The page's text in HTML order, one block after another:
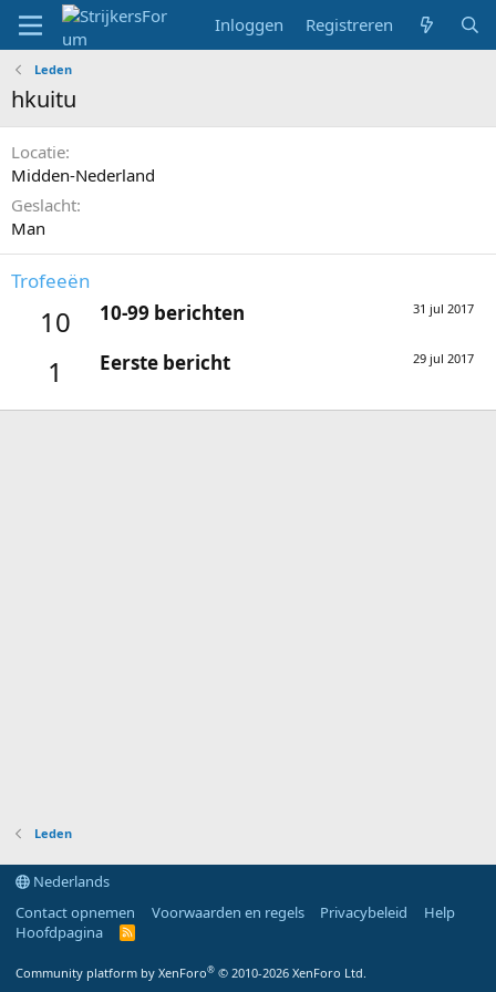
Inloggen Registreren
Leden
hkuitu
Locatie
Midden-Nederland
Geslacht
Man
Trofeeën
10 31 jul 2017
10-99 berichten
1 29 jul 2017
Eerste bericht
Leden
Nederlands
Contact opnemen
Voorwaarden en regels Privacybeleid
Help
Hoofdpagina
R
Community platform by XenForo® © 2010-2026 XenForo Ltd.